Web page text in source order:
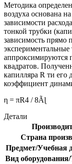
Методика
воздуха основана
зависимости
тонкой трубки
зависимость прямо
аппроксимируются
квадратов.
капилляра R ти его
коэффициент
η = πR4 / 8Ãɭ
Детали
Страна
Предмет/Учебная
Вид